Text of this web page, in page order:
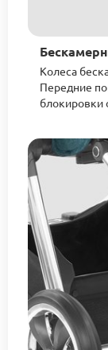
Колеса
Передние
блокировки